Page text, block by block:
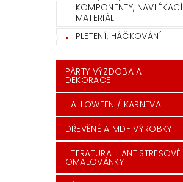
KOMPONENTY, NAVLÉKACÍ
MATERIÁL
PLETENÍ, HÁČKOVÁNÍ
PÁRTY VÝZDOBA A
DEKORACE
HALLOWEEN / KARNEVAL
DŘEVĚNÉ A MDF VÝROBKY
LITERATURA - ANTISTRESOVÉ
OMALOVÁNKY